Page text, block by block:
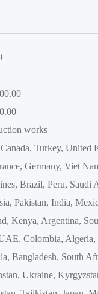
works
Turkey, United
Germany, Viet
Brazil, Peru, Saudi
Pakistan, India,
Kenya, Argentina,
Colombia, Algeria,
Bangladesh, South
Ukraine,